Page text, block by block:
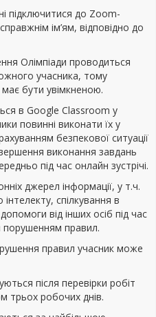
підключитися до Zoom-
ім’ям, відповідно до
Олімпіади проводиться
учасника, тому
бути увімкненою.
в Google Classroom у
повинні виконати їх у
безпекової ситуації
виконання завдань
під час онлайн зустрічі.
джерел інформації, у т.ч.
спілкування в
від інших осіб під час
порушенням правил.
правил учасник може
після перевірки робіт
трьох робочих днів.